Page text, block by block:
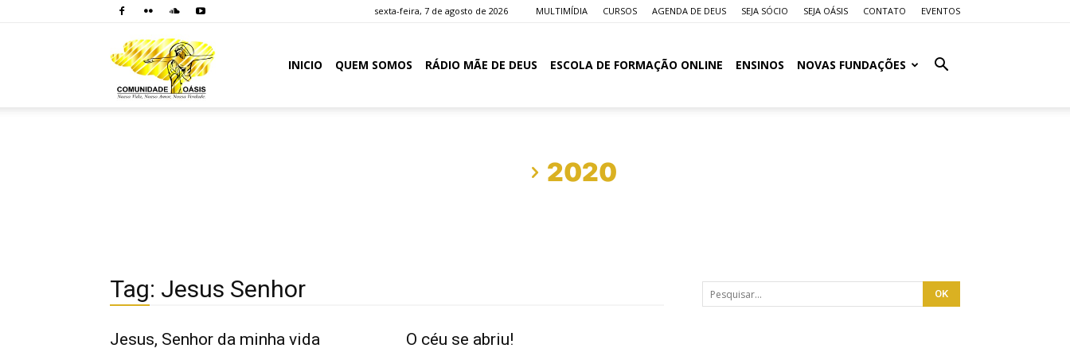
sexta-feira, 7 de agosto de 2026 MULTIMÍDIA CURSOS AGENDA DE DEUS SEJA SÓCIO SEJA OÁSIS CONTATO EVENTOS
INICIO QUEM SOMOS RÁDIO MÃE DE DEUS ESCOLA DE FORMAÇÃO ONLINE ENSINOS NOVAS FUNDAÇÕES
2020
Tag: Jesus Senhor
Jesus, Senhor da minha vida O céu se abriu!